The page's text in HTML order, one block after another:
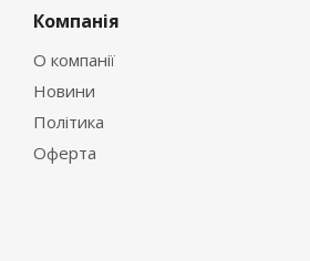
Компанія
О компанії
Новини
Політика
Оферта